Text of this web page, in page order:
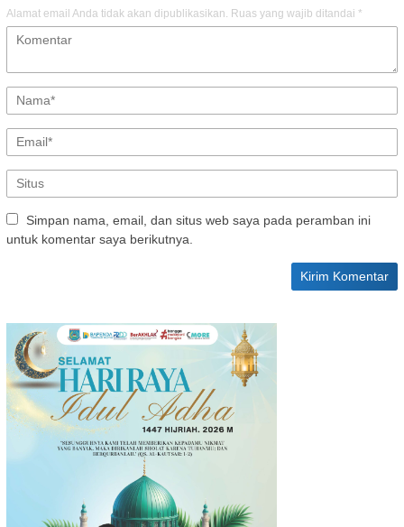
Alamat email Anda tidak akan dipublikasikan. Ruas yang wajib ditandai *
Simpan nama, email, dan situs web saya pada peramban ini
untuk komentar saya berikutnya.